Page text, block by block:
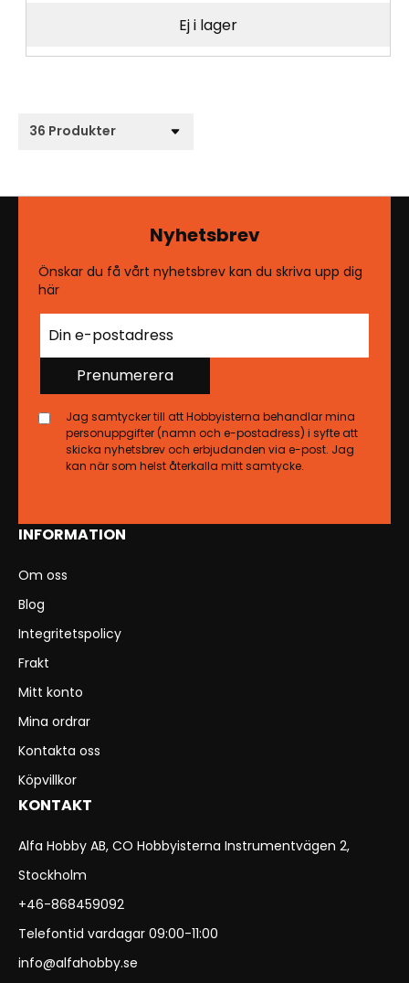
Ej i lager
INFORMATION
Om oss
Blog
Integritetspolicy
Frakt
Mitt konto
Mina ordrar
Kontakta oss
Köpvillkor
KONTAKT
Alfa Hobby AB, CO Hobbyisterna Instrumentvägen 2,
Stockholm
+46-868459092
Telefontid vardagar 09:00-11:00
info@alfahobby.se
Nyhetsbrev
Önskar du få vårt nyhetsbrev kan du skriva upp dig
här
Prenumerera
Jag samtycker till att Hobbyisterna behandlar mina
personuppgifter (namn och e-postadress) i syfte att
skicka nyhetsbrev och erbjudanden via e-post. Jag
kan när som helst återkalla mitt samtycke.